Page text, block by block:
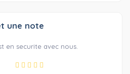
une note
en securite avec nous.